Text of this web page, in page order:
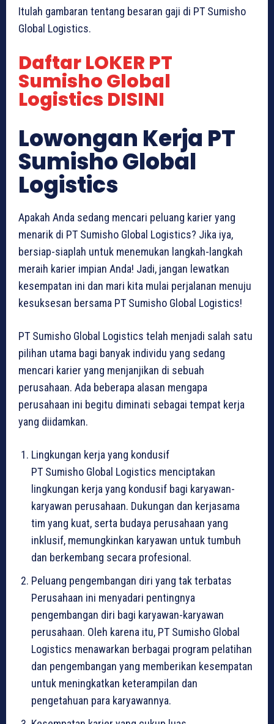
Itulah gambaran tentang besaran gaji di PT Sumisho
Global Logistics.
Daftar LOKER PT
Sumisho Global
Logistics DISINI
Lowongan Kerja PT
Sumisho Global
Logistics
Apakah Anda sedang mencari peluang karier yang
menarik di PT Sumisho Global Logistics? Jika iya,
bersiap-siaplah untuk menemukan langkah-langkah
meraih karier impian Anda! Jadi, jangan lewatkan
kesempatan ini dan mari kita mulai perjalanan menuju
kesuksesan bersama PT Sumisho Global Logistics!
PT Sumisho Global Logistics telah menjadi salah satu
pilihan utama bagi banyak individu yang sedang
mencari karier yang menjanjikan di sebuah
perusahaan. Ada beberapa alasan mengapa
perusahaan ini begitu diminati sebagai tempat kerja
yang diidamkan.
Lingkungan kerja yang kondusif
PT Sumisho Global Logistics menciptakan
lingkungan kerja yang kondusif bagi karyawan-
karyawan perusahaan. Dukungan dan kerjasama
tim yang kuat, serta budaya perusahaan yang
inklusif, memungkinkan karyawan untuk tumbuh
dan berkembang secara profesional.
Peluang pengembangan diri yang tak terbatas
Perusahaan ini menyadari pentingnya
pengembangan diri bagi karyawan-karyawan
perusahaan. Oleh karena itu, PT Sumisho Global
Logistics menawarkan berbagai program pelatihan
dan pengembangan yang memberikan kesempatan
untuk meningkatkan keterampilan dan
pengetahuan para karyawannya.